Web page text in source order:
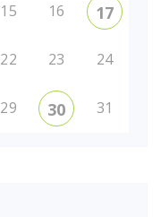
15 16 17
22 23 24
29 30 31